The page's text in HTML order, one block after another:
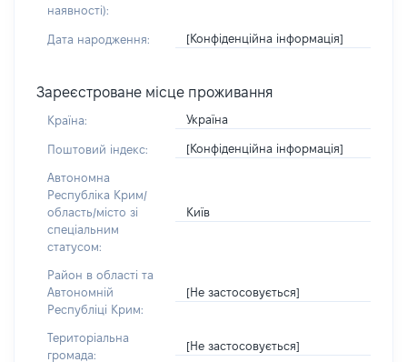
наявності):
Дата народження: [Конфіденційна інформація]
Зареєстроване місце проживання
Країна: Україна
Поштовий індекс: [Конфіденційна інформація]
Автономна
Республіка Крим/
область/місто зі
спеціальним
статусом:
Київ
Район в області та
Автономній
Республіці Крим:
[Не застосовується]
Територіальна
громада:
[Не застосовується]